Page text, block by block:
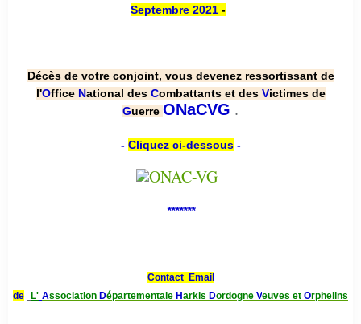
Septembre 2021 -
Décès de votre conjoint, vous devenez ressortissant de
l'Office National des Combattants et des Victimes de
Guerre ONaCVG .
- Cliquez ci-dessous-
*******
Contact Email
de
L' Association Départementale Harkis Dordogne Veuves et Orphelins